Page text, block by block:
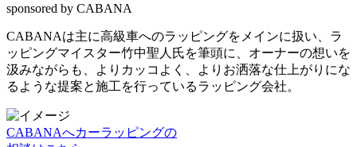
sponsored by CABANA
CABANAは主に高級車へのラッピングをメインに扱い、ラ
ッピングマイスター竹中聖人氏を筆頭に、オーナーの想いを
汲みながらも、よりカッコよく、よりお洒落な仕上がりにな
るような提案と施工を行っているラッピング会社。
CABANAへカーラッピングの